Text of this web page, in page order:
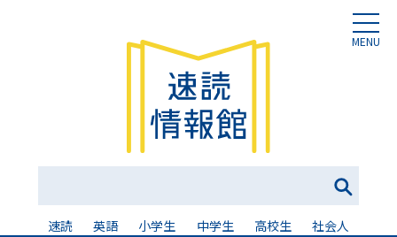
MENU
速読 英語 小学生 中学生 高校生 社会人